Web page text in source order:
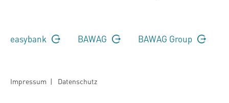
easybank BAWAG BAWAG Group
Impressum | Datenschutz